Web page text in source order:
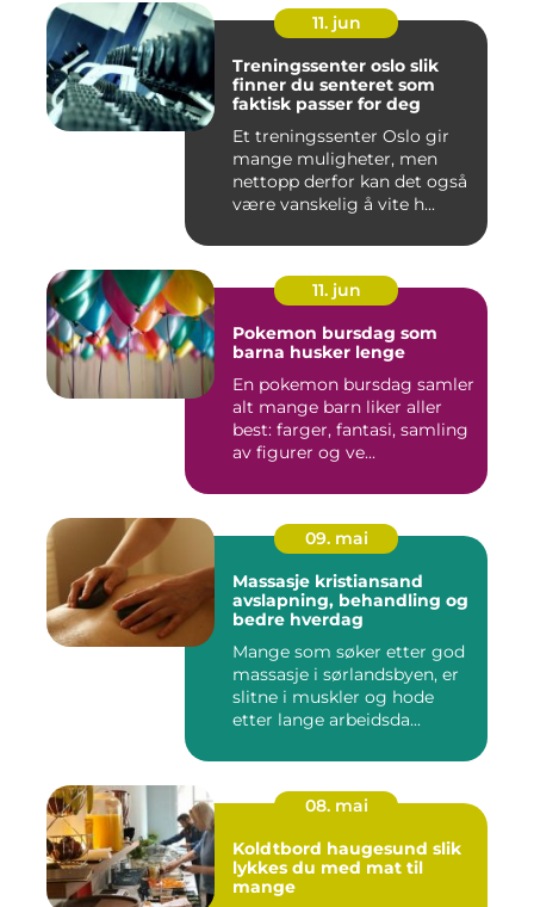
11. jun
Treningssenter oslo slik
finner du senteret som
faktisk passer for deg
Et treningssenter Oslo gir
mange muligheter, men
nettopp derfor kan det også
være vanskelig å vite h...
11. jun
Pokemon bursdag som
barna husker lenge
En pokemon bursdag samler
alt mange barn liker aller
best: farger, fantasi, samling
av figurer og ve...
09. mai
Massasje kristiansand
avslapning, behandling og
bedre hverdag
Mange som søker etter god
massasje i sørlandsbyen, er
slitne i muskler og hode
etter lange arbeidsda...
08. mai
Koldtbord haugesund slik
lykkes du med mat til
mange